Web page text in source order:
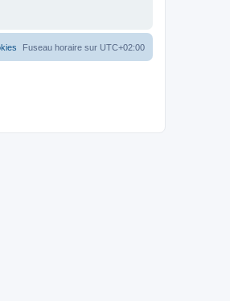
Fuseau horaire sur UTC+02:00